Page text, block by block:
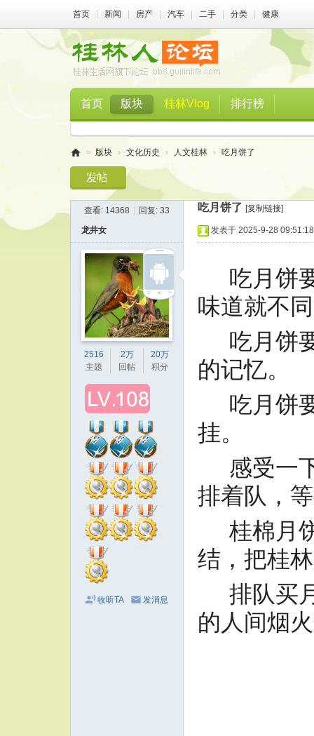
首页 新闻 房产 汽车 二手 分类 健康
首页 版块 桂林Vlog 排行榜
林
» 版块 › 文化历史 › 人文桂林 › 吃月饼了
查看: 14368 回复: 33 吃月饼了 [复制链接]
龙井女
2516
主题
2万
回帖
20万
积分
收听TA 发消息
发表于 2025-9-28 09:51:18
吃月饼要
味道就不
吃月饼要
的记忆。
吃月饼要
挂。
感受一下
排着队，
桂棉月饼
结，把桂
排队买月
的人间烟